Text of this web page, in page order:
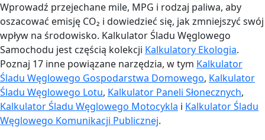
Wprowadź przejechane mile, MPG i rodzaj paliwa, aby
oszacować emisję CO₂ i dowiedzieć się, jak zmniejszyć swój
wpływ na środowisko. Kalkulator Śladu Węglowego
Samochodu jest częścią kolekcji Kalkulatory Ekologia.
Poznaj 17 inne powiązane narzędzia, w tym Kalkulator
Śladu Węglowego Gospodarstwa Domowego, Kalkulator
Śladu Węglowego Lotu, Kalkulator Paneli Słonecznych,
Kalkulator Śladu Węglowego Motocykla i Kalkulator Śladu
Węglowego Komunikacji Publicznej.